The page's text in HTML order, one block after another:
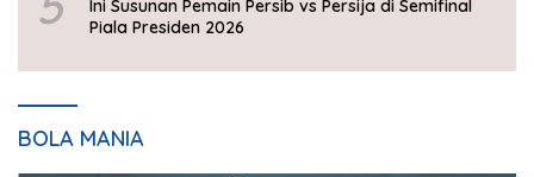
Ini Susunan Pemain Persib vs Persija di Semifinal
Piala Presiden 2026
BOLA MANIA